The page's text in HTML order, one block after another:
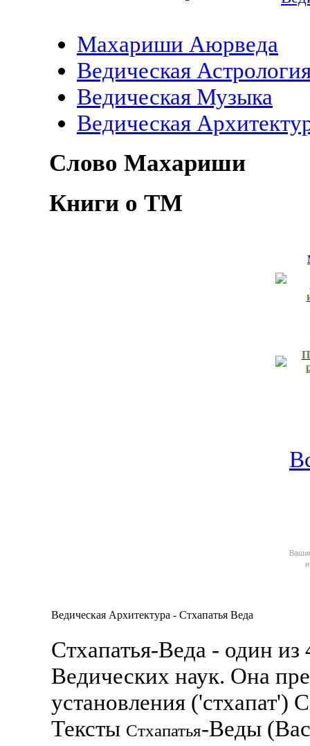
Махариши Аюрведа
Ведическая
Ведическая Музыка
Ведическая
Слово Махариши
Книги о ТМ
Ведическая Архитектура - Стхапатья Веда
Стхапатья-Веда - один
Ведических наук. Она
установления ('стхапат')
Тексты Стхапатья-Веды